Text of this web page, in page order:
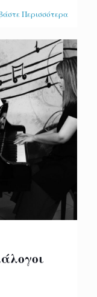
Περισσότερα